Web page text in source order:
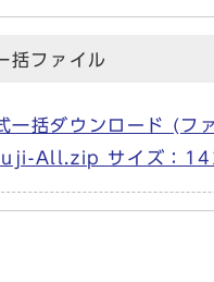
括ファイル
一括ダウンロード (フ
All.zip サイズ：